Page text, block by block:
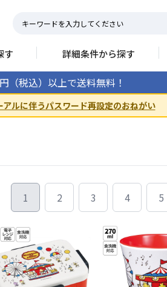
す 詳細条件から探す
（税込）以上で送料無料！
アルに伴うパスワード再設定のおねがい
1 2 3 4 5